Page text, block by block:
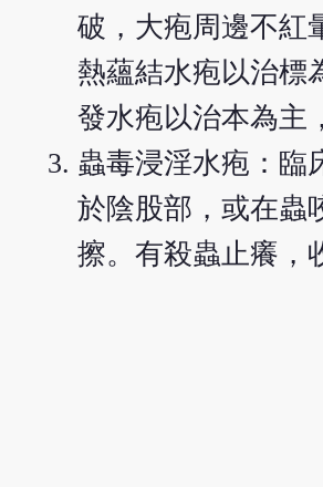
破，大疱周邊不紅
熱蘊結水疱以治標
發水疱以治本為主
蟲毒浸淫水疱：臨
於陰股部，或在蟲
擦。有殺蟲止癢，